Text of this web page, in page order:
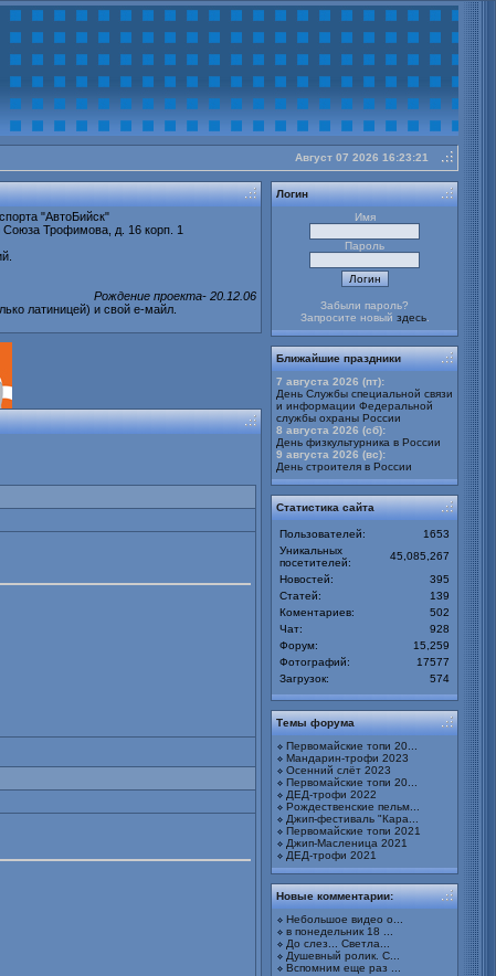
Август 07 2026 16:23:21
buy
cheap
"АвтоБийск"
Союза Трофимова, д. 16 корп. 1
Рождение проекта- 20.12.06
латиницей) и свой е-майл.
Логин
Имя
Пароль
Забыли пароль?
Запросите новый здесь.
Ближайшие праздники
7 августа 2026 (пт):
День Службы специальной связи
и информации Федеральной
службы охраны России
8 августа 2026 (сб):
День физкультурника в России
9 августа 2026 (вс):
День строителя в России
Статистика сайта
Пользователей:
1653
Уникальных
посетителей:
45,085,267
Новостей:
395
Статей:
139
Коментариев:
502
Чат:
928
Форум:
15,259
Фотографий:
17577
Загрузок:
574
Темы форума
Первомайские топи 20...
Мандарин-трофи 2023
Осенний слёт 2023
Первомайские топи 20...
ДЕД-трофи 2022
Рождественские пельм...
Джип-фестиваль "Кара...
Первомайские топи 2021
Джип-Масленица 2021
ДЕД-трофи 2021
Новые комментарии:
Небольшое видео о...
в понедельник 18 ...
До слез... Светла...
Душевный ролик. С...
Вспомним еще раз ...